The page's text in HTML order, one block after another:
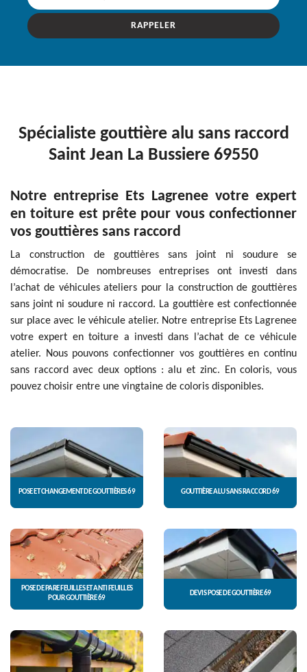
Spécialiste gouttière alu sans raccord
Saint Jean La Bussiere 69550
Notre entreprise Ets Lagrenee votre expert
en toiture est prête pour vous confectionner
vos gouttières sans raccord
La construction de gouttières sans joint ni soudure se
démocratise. De nombreuses entreprises ont investi dans
l’achat de véhicules ateliers pour la construction de gouttières
sans joint ni soudure ni raccord. La gouttière est confectionnée
sur place avec le véhicule atelier. Notre entreprise Ets Lagrenee
votre expert en toiture a investi dans l’achat de ce véhicule
atelier. Nous pouvons confectionner vos gouttières en continu
sans raccord avec deux options : alu et zinc. En coloris, vous
pouvez choisir entre une vingtaine de coloris disponibles.
POSE ET CHANGEMENT DE GOUTTIÈRES 69 GOUTTIÈRE ALU SANS RACCORD 69
POSE DE PARE FEUILLES ET ANTI FEUILLES
POUR GOUTTIÈRE 69
DEVIS POSE DE GOUTTIÈRE 69